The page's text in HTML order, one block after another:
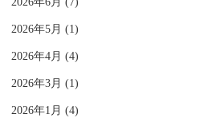
2026年5月 (1)
2026年4月 (4)
2026年3月 (1)
2026年1月 (4)